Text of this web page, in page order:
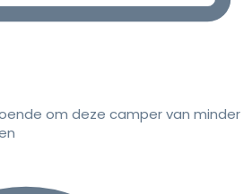
om deze camper van minder